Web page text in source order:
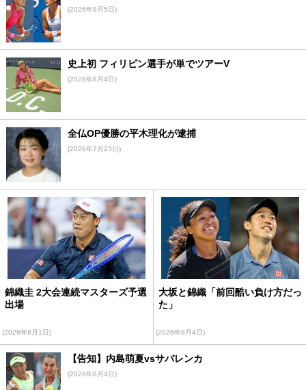
(2026年8月5日)
史上初 フィリピン選手が単でツアーV
(2026年8月4日)
全仏OP優勝の平木理化が逮捕
(2026年7月23日)
錦織圭 2大会連続マスターズ予選
出場
(2026年8月1日)
大坂と錦織「前回酷い負け方だっ
た」
(2026年8月4日)
【告知】内島萌夏vsサバレンカ
(2026年8月4日)